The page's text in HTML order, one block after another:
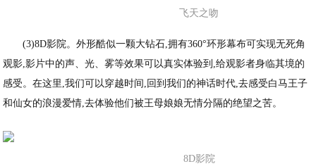
飞天之吻
(3)8D影院。外形酷似一颗大钻石,拥有360°环形幕布可实现无死角
观影,影片中的声、光、雾等效果可以真实体验到,给观影者身临其境的
感受。在这里,我们可以穿越时间,回到我们的神话时代,去感受白马王子
和仙女的浪漫爱情,去体验他们被王母娘娘无情分隔的绝望之苦。
8D影院